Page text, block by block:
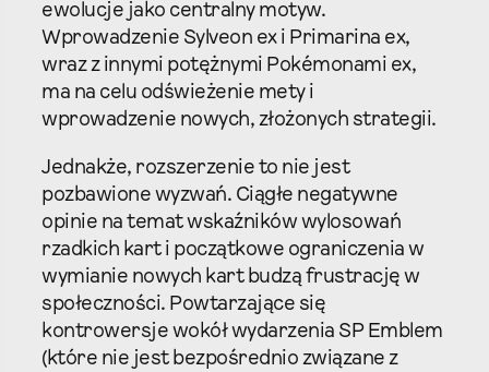
ewolucje jako centralny motyw.
Wprowadzenie Sylveon ex i Primarina ex,
wraz z innymi potężnymi Pokémonami ex,
ma na celu odświeżenie mety i
wprowadzenie nowych, złożonych strategii.
Jednakże, rozszerzenie to nie jest
pozbawione wyzwań. Ciągłe negatywne
opinie na temat wskaźników wylosowań
rzadkich kart i początkowe ograniczenia w
wymianie nowych kart budzą frustrację w
społeczności. Powtarzające się
kontrowersje wokół wydarzenia SP Emblem
(które nie jest bezpośrednio związane z